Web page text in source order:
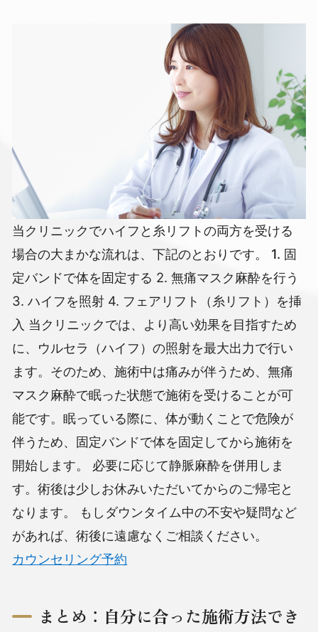
当クリニックでハイフと糸リフトの両方を受ける
場合の大まかな流れは、下記のとおりです。
1. 固
定バンドで体を固定する 2. 無痛マスク麻酔を行う
3. ハイフを照射 4. フェアリフト（糸リフト）を挿
入 当クリニックでは、より高い効果を目指すため
に、ウルセラ（ハイフ）の照射を最大出力で行い
ます。そのため、施術中は痛みが伴うため、無痛
マスク麻酔で眠った状態で施術を受けることが可
能です。眠っている際に、体が動くことで危険が
伴うため、固定バンドで体を固定してから施術を
開始します。
必要に応じて静脈麻酔を併用しま
す。術後は少しお休みいただいてからのご帰宅と
なります。
もしダウンタイム中の不安や疑問など
があれば、術後に遠慮なくご相談ください。
カウンセリング予約
まとめ：自分に合った施術方法でき